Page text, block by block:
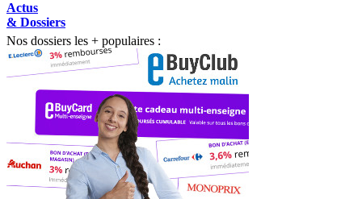
Actus
& Dossiers
Nos dossiers les + populaires :